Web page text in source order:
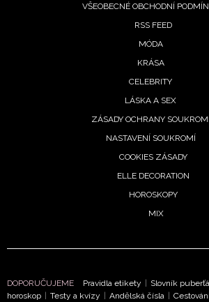
VŠEOBECNÉ OBCHODNÍ
RSS FEED
MÓDA
KRÁSA
CELEBRITY
LÁSKA A SEX
ZÁSADY OCHRANY
NASTAVENÍ SOUKROMÍ
COOKIES ZÁSADY
ELLE DECORATION
HOROSKOPY
MIX
DOPORUČUJEME Pravidla etikety | Slovník
horoskop | Testy a kvízy | Andělská čísla |